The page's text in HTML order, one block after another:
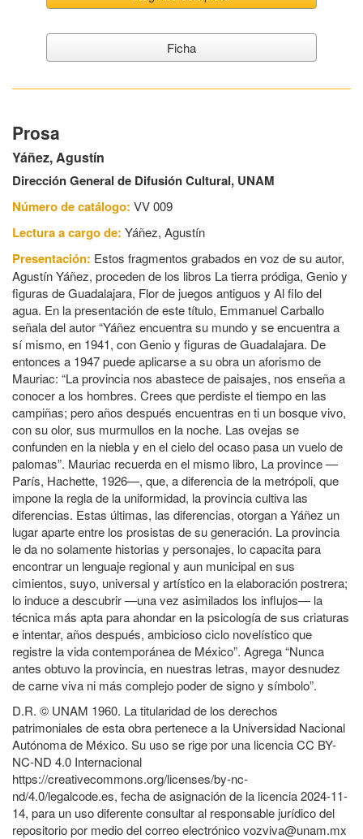
Ficha
Prosa
Yáñez, Agustín
Dirección General de Difusión Cultural, UNAM
Número de catálogo: VV 009
Lectura a cargo de: Yáñez, Agustín
Presentación: Estos fragmentos grabados en voz de su autor,
Agustín Yáñez, proceden de los libros La tierra pródiga, Genio y
figuras de Guadalajara, Flor de juegos antiguos y Al filo del
agua. En la presentación de este título, Emmanuel Carballo
señala del autor “Yáñez encuentra su mundo y se encuentra a
sí mismo, en 1941, con Genio y figuras de Guadalajara. De
entonces a 1947 puede aplicarse a su obra un aforismo de
Mauriac: “La provincia nos abastece de paisajes, nos enseña a
conocer a los hombres. Crees que perdiste el tiempo en las
campiñas; pero años después encuentras en ti un bosque vivo,
con su olor, sus murmullos en la noche. Las ovejas se
confunden en la niebla y en el cielo del ocaso pasa un vuelo de
palomas”. Mauriac recuerda en el mismo libro, La province —
París, Hachette, 1926—, que, a diferencia de la metrópoli, que
impone la regla de la uniformidad, la provincia cultiva las
diferencias. Estas últimas, las diferencias, otorgan a Yáñez un
lugar aparte entre los prosistas de su generación. La provincia
le da no solamente historias y personajes, lo capacita para
encontrar un lenguaje regional y aun municipal en sus
cimientos, suyo, universal y artístico en la elaboración postrera;
lo induce a descubrir —una vez asimilados los influjos— la
técnica más apta para ahondar en la psicología de sus criaturas
e intentar, años después, ambicioso ciclo novelístico que
registre la vida contemporánea de México”. Agrega “Nunca
antes obtuvo la provincia, en nuestras letras, mayor desnudez
de carne viva ni más complejo poder de signo y símbolo”.
D.R. © UNAM 1960. La titularidad de los derechos
patrimoniales de esta obra pertenece a la Universidad Nacional
Autónoma de México. Su uso se rige por una licencia CC BY-
NC-ND 4.0 Internacional
https://creativecommons.org/licenses/by-nc-
nd/4.0/legalcode.es, fecha de asignación de la licencia 2024-11-
14, para un uso diferente consultar al responsable jurídico del
repositorio por medio del correo electrónico vozviva@unam.mx